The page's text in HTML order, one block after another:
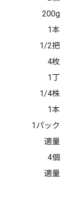
200g
1本
1/2把
4枚
1丁
1/4株
1本
1パック
適量
4個
適量